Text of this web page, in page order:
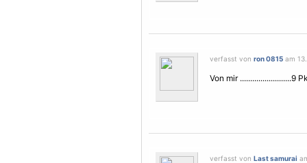
verfasst von ron 0815 am
Von mir .........................9
verfasst von Last samurai